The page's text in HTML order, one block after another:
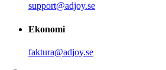
support@adjoy.se
Ekonomi
faktura@adjoy.se